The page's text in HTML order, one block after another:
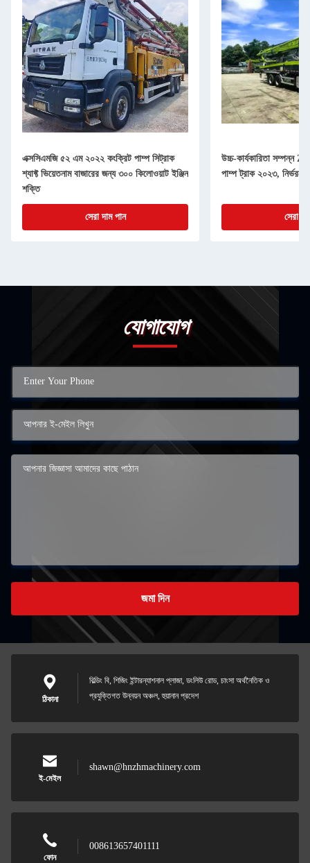
এক্সসিএমজি ৫২ এম ২০২২ কংক্রিট পাম্প সিট্রাক
শ্যাফ্ট ভিয়েতনাম বাজারের জন্য ৩০০ কিলোওয়াট ইঞ্জিন
শক্তি
সেরা দাম পান
উচ্চ-কার্যকারিতা সম্পন্ন
পাম্প ট্রাক ২০২৩,
সেরা
যোগাযোগ
জমা দিন
ঠিকানা
বিল্ডিং বি, শিজিং ইন্টারন্যাশনাল প্লাজা, ডংলিউ রোড, চাংসা অর্থনৈতিক ও
প্রযুক্তিগত উন্নয়ন অঞ্চল, হুয়ানান প্রদেশ
ই-মেইল
shawn@hnzhmachinery.com
ফোন
008613657401111